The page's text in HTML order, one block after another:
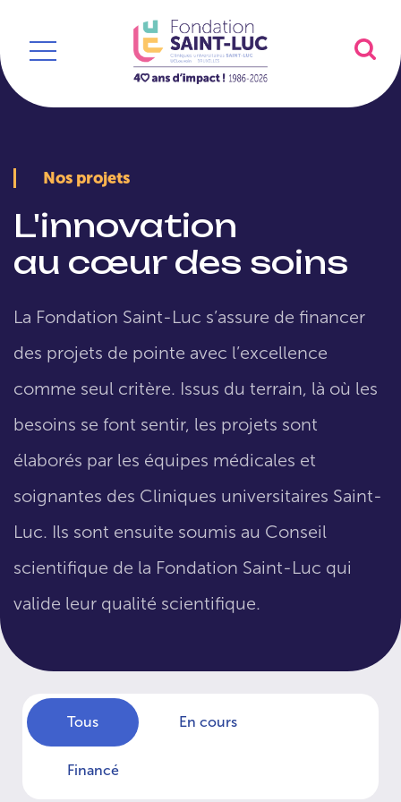
Nos projets
L'innovation
au cœur des soins
La Fondation Saint-Luc s’assure de financer
des projets de pointe avec l’excellence
comme seul critère. Issus du terrain, là où les
besoins se font sentir, les projets sont
élaborés par les équipes médicales et
soignantes des Cliniques universitaires Saint-
Luc. Ils sont ensuite soumis au Conseil
scientifique de la Fondation Saint-Luc qui
valide leur qualité scientifique.
Tous En cours
Financé